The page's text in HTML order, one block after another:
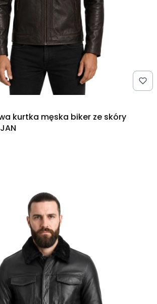
kurtka męska biker ze skóry